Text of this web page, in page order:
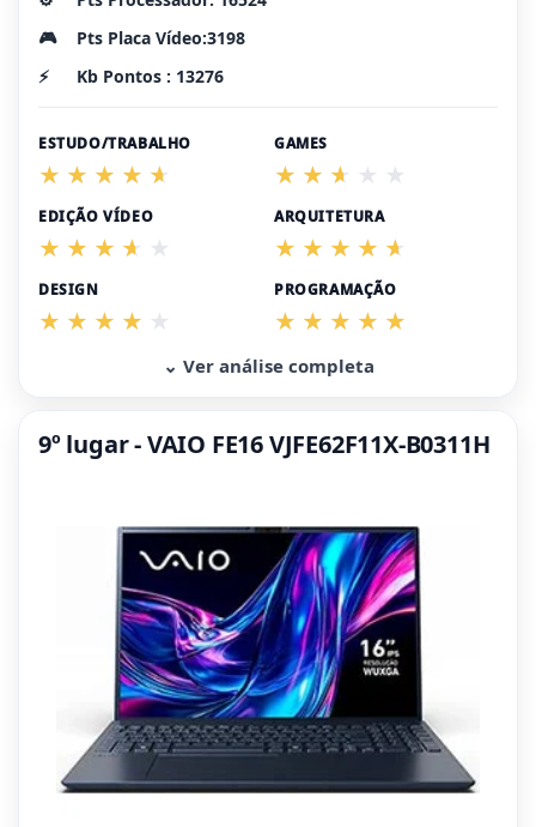
🎮
Pts Placa Vídeo:3198
⚡
Kb Pontos : 13276
ESTUDO/TRABALHO GAMES
EDIÇÃO VÍDEO ARQUITETURA
DESIGN PROGRAMAÇÃO
⌄ Ver análise completa
9º lugar - VAIO FE16 VJFE62F11X-B0311H